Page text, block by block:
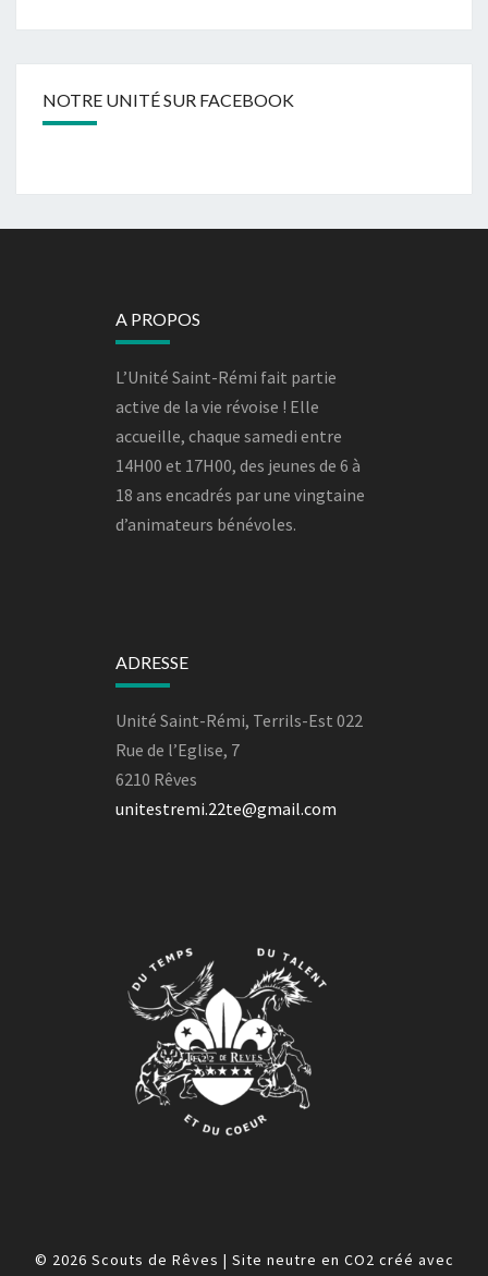
NOTRE UNITÉ SUR FACEBOOK
A PROPOS
L’Unité Saint-Rémi fait partie
active de la vie révoise ! Elle
accueille, chaque samedi entre
14H00 et 17H00, des jeunes de 6 à
18 ans encadrés par une vingtaine
d’animateurs bénévoles.
ADRESSE
Unité Saint-Rémi, Terrils-Est 022
Rue de l’Eglise, 7
6210 Rêves
unitestremi.22te@gmail.com
© 2026 Scouts de Rêves | Site neutre en CO2 créé avec